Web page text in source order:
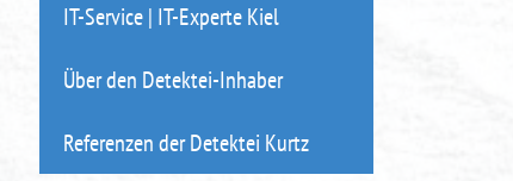
IT-Service | IT-Experte Kiel
Über den Detektei-Inhaber
Referenzen der Detektei Kurtz